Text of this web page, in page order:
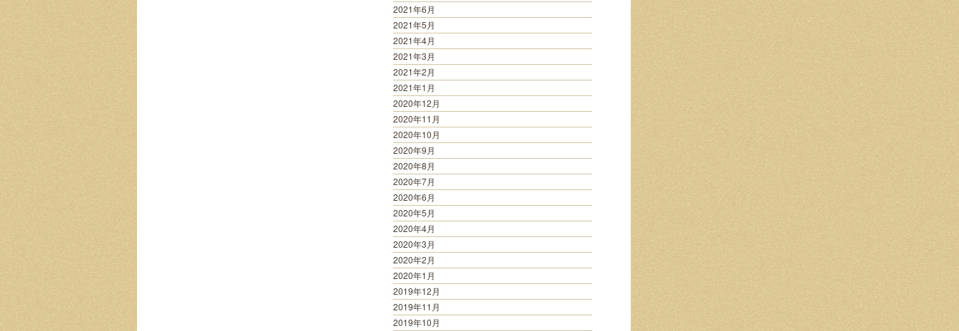
2021年6月
2021年5月
2021年4月
2021年3月
2021年2月
2021年1月
2020年12月
2020年11月
2020年10月
2020年9月
2020年8月
2020年7月
2020年6月
2020年5月
2020年4月
2020年3月
2020年2月
2020年1月
2019年12月
2019年11月
2019年10月